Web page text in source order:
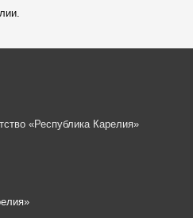
«Республика Карелия»